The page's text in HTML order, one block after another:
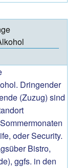
Dringender
(Zuzug) sind
oder Security.
Bistro,
ggfs. in den